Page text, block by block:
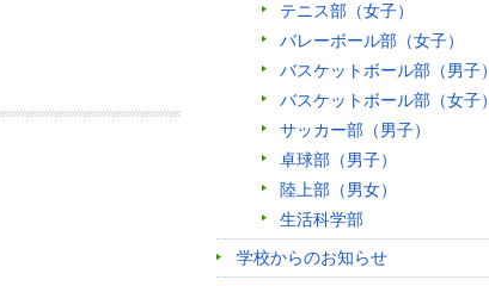
テニス部（女子）
バレーボール部（女子）
バスケットボール部（男子）
バスケットボール部（女子）
サッカー部（男子）
卓球部（男子）
陸上部（男女）
生活科学部
学校からのお知らせ